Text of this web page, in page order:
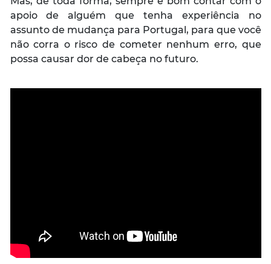
apoio de alguém que tenha experiência no
assunto de mudança para Portugal, para que você
não corra o risco de cometer nenhum erro, que
possa causar dor de cabeça no futuro.